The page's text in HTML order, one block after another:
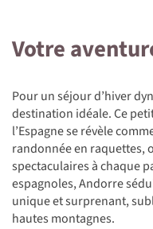
Votre
Pour un séjour d’hiver
destination idéale. Ce
l’Espagne se révèle
randonnée en raquettes,
spectaculaires à chaque
espagnoles, Andorre
unique et surprenant,
hautes montagnes.